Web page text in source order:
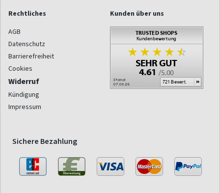
Rechtliches
AGB
Datenschutz
Barrierefreiheit
Cookies
Widerruf
Kündigung
Impressum
Kunden über uns
Sichere Bezahlung